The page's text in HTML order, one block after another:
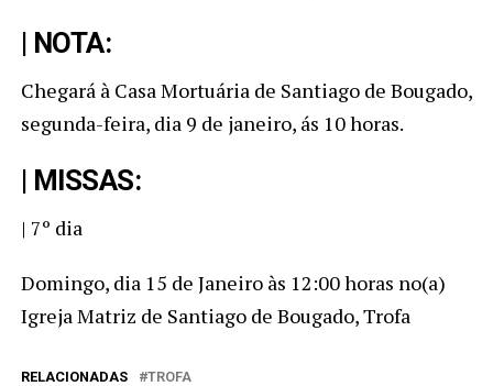
| NOTA:
Chegará à Casa Mortuária de Santiago de Bougado,
segunda-feira, dia 9 de janeiro, ás 10 horas.
| MISSAS:
| 7º dia
Domingo, dia 15 de Janeiro às 12:00 horas no(a)
Igreja Matriz de Santiago de Bougado, Trofa
RELACIONADAS TROFA